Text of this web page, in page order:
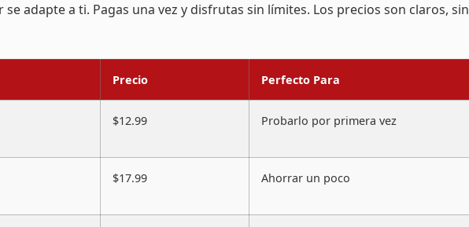
se adapte a ti. Pagas una vez y disfrutas sin límites. Los precios son claros, sin
Precio Perfecto Para
$12.99 Probarlo por primera vez
$17.99 Ahorrar un poco